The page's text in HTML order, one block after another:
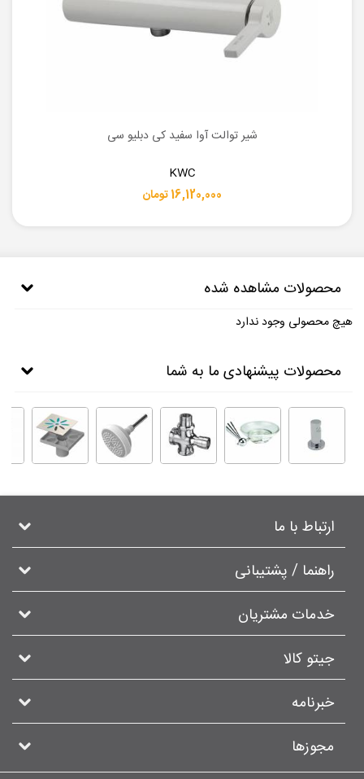
شیر توالت آوا سفید کی دبلیو سی
KWC
16,120,000 تومان
محصولات مشاهده شده
هیچ محصولی وجود ندارد
محصولات پیشنهادی ما به شما
ارتباط با ما
راهنما / پشتیبانی
خدمات مشتریان
جیتو کالا
خبرنامه
مجوزها